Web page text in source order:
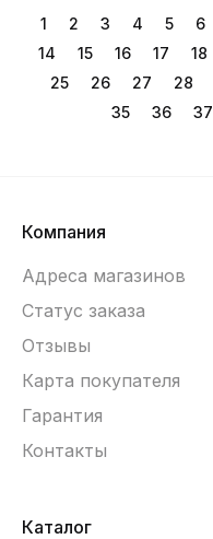
1 2 3 4 5 6
14
15 16 17 18
25
26 27 28
35
36 37
Компания
Адреса магазинов
Статус заказа
Отзывы
Карта покупателя
Гарантия
Контакты
Каталог